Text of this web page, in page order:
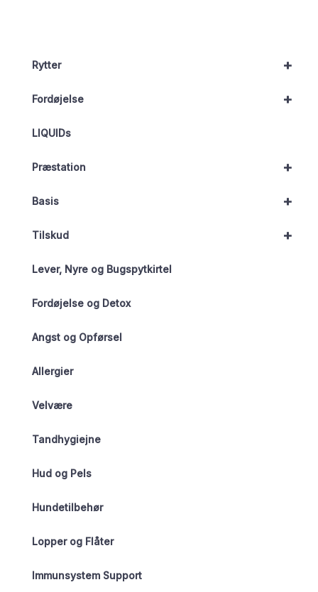
+
Rytter
+
Fordøjelse
LIQUIDs
+
Præstation
+
Basis
+
Tilskud
Lever, Nyre og Bugspytkirtel
Fordøjelse og Detox
Angst og Opførsel
Allergier
Velvære
Tandhygiejne
Hud og Pels
Hundetilbehør
Lopper og Flåter
Immunsystem Support